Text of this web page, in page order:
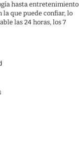
hasta entretenimiento
la que puede confiar, lo
las 24 horas, los 7